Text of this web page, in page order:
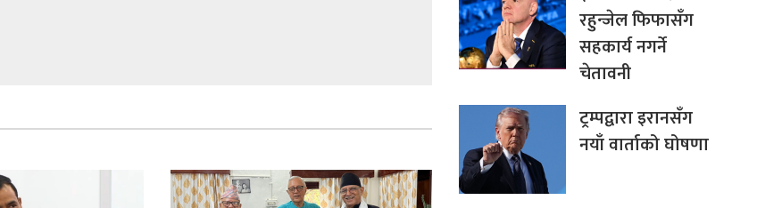
रहुन्जेल फिफासँग
सहकार्य नगर्ने
चेतावनी
ट्रम्पद्वारा इरानसँग
नयाँ वार्ताको घोषणा